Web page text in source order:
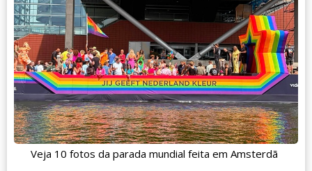
Veja 10 fotos da parada mundial feita em Amsterdã